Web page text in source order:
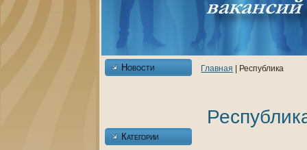
Новости
Категории
Главнaя | Республика